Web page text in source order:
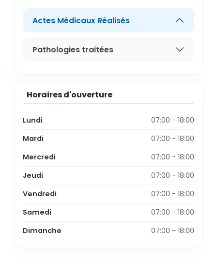
Actes Médicaux Réalisés
Pathologies traitées
Horaires d'ouverture
Lundi
07:00 - 18:00
Mardi
07:00 - 18:00
Mercredi
07:00 - 18:00
Jeudi
07:00 - 18:00
Vendredi
07:00 - 18:00
Samedi
07:00 - 18:00
Dimanche
07:00 - 18:00